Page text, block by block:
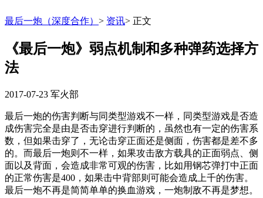
最后一炮（深度合作） > 资讯> 正文
《最后一炮》弱点机制和多种弹药选择方
法
2017-07-23 军火部
最后一炮的伤害判断与同类型游戏不一样，同类型游戏是否造
成伤害完全是由是否击穿进行判断的，虽然也有一定的伤害系
数，但如果击穿了，无论击穿正面还是侧面，伤害都是差不多
的。而最后一炮则不一样，如果攻击敌方载具的正面弱点、侧
面以及背面，会造成非常可观的伤害，比如用钢芯弹打中正面
的正常伤害是400，如果击中背部则可能会造成上千的伤害。
最后一炮不再是简简单单的换血游戏，一炮制敌不再是梦想。